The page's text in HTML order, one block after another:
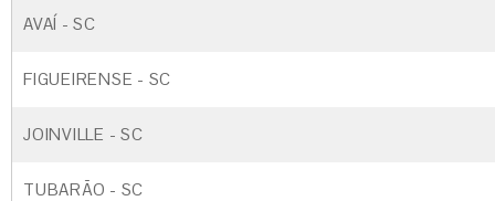
AVAÍ - SC
FIGUEIRENSE - SC
JOINVILLE - SC
TUBARÃO - SC